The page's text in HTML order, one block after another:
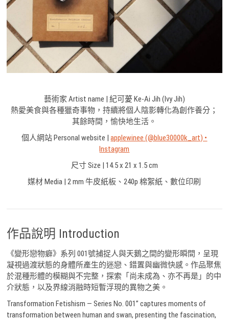
藝術家 Artist name | 紀可薆 Ke-Ai Jih (Ivy Jih)
熱愛美食與各種獵奇事物，持續將個人陰影轉化為創作養分；
其餘時間，愉快地生活。
個人網站 Personal website |applewinee (@blue30000k_art) •
Instagram
尺寸 Size | 14.5 x 21 x 1.5 cm
媒材 Media | 2 mm 牛皮紙板、240p 棉絮紙、數位印刷
作品說明 Introduction
《變形戀物癖》系列 001號捕捉人與天鵝之間的變形瞬間，呈現
凝視過渡狀態的身體所產生的迷戀、錯置與幽微快感。作品聚焦
於混種形體的模糊與不完整，探索「尚未成為、亦不再是」的中
介狀態，以及界線消融時短暫浮現的異物之美。
Transformation Fetishism — Series No. 001” captures moments of
transformation between human and swan, presenting the fascination,